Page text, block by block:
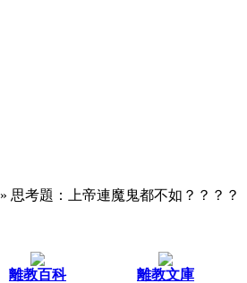
» 思考題：上帝連魔鬼都不如？？？？
離教百科 離教文庫